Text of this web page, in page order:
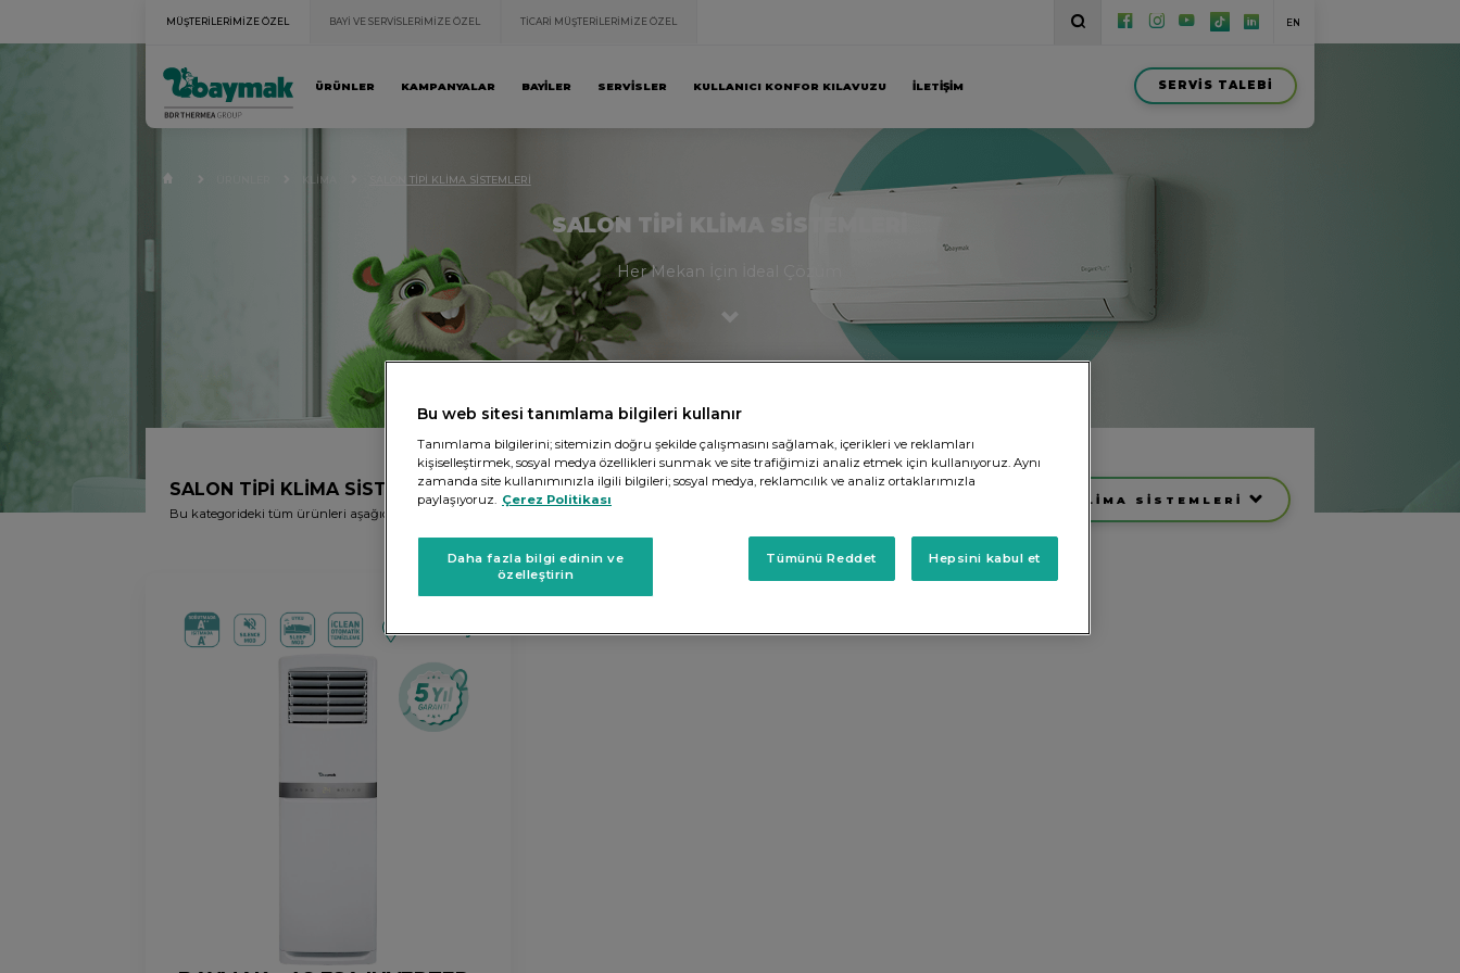
MÜŞTERİLERİMİZE ÖZEL BAYİ VE SERVİSLERİMİZE ÖZEL TİCARİ MÜŞTERİLERİMİZE ÖZEL EN
ÜRÜNLER KAMPANYALAR BAYİLER SERVİSLER KULLANICI KONFOR KILAVUZU İLETİŞİM SERVİS TALEBİ
KLİMA SALON TİPİ KLİMA SİSTEMLERİ
SALON TİPİ KLİMA SİSTEMLERİ
Her Mekan İçin İdeal Çözüm
SALON TİPİ KLİMA SİSTEMLERİ
Bu kategorideki tüm ürünleri aşağıda görebilirsiniz.
SALON TİPİ KLİMA SİSTEMLERİ
Bu web sitesi tanımlama bilgileri kullanır
Tanımlama bilgilerini; sitemizin doğru şekilde çalışmasını sağlamak, içerikleri ve reklamları
kişiselleştirmek, sosyal medya özellikleri sunmak ve site trafiğimizi analiz etmek için kullanıyoruz. Aynı
zamanda site kullanımınızla ilgili bilgileri; sosyal medya, reklamcılık ve analiz ortaklarımızla
paylaşıyoruz.
Çerez Politikası
Daha fazla bilgi edinin ve
özelleştirin
Tümünü Reddet Hepsini kabul et